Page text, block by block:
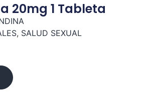
20mg 1 Tableta
, SALUD SEXUAL